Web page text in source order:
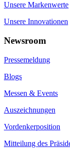
Unsere Markenwerte
Unsere Innovationen
Newsroom
Pressemeldung
Blogs
Messen & Events
Auszeichnungen
Vordenkerposition
Mitteilung des